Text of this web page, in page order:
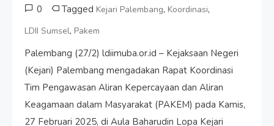
0 Tagged Kejari Palembang, Koordinasi,
LDII Sumsel, Pakem
Palembang (27/2) ldiimuba.or.id – Kejaksaan Negeri
(Kejari) Palembang mengadakan Rapat Koordinasi
Tim Pengawasan Aliran Kepercayaan dan Aliran
Keagamaan dalam Masyarakat (PAKEM) pada Kamis,
27 Februari 2025, di Aula Baharudin Lopa Kejari